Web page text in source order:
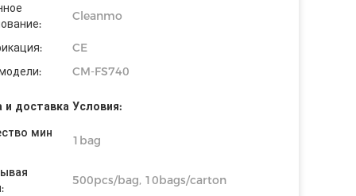
Cleanmo
CE
CM-FS740
и доставка Условия:
мин
1bag
500pcs/bag, 10bags/carton